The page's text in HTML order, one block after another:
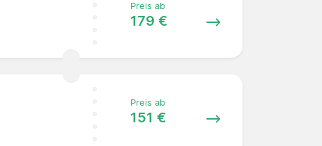
Preis ab
179 €
Preis ab
151 €